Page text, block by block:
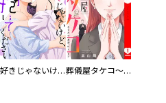
好きじゃないけど、抱いてください【電子単行本版／特典おまけ付き】 葬儀屋タケコ～あなたの最期、叶えます【電子単行本版】